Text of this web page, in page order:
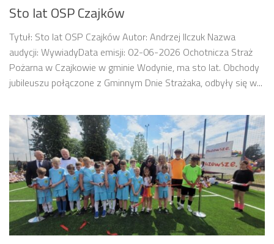
Sto lat OSP Czajków
Tytuł: Sto lat OSP Czajków Autor: Andrzej Ilczuk Nazwa
audycji: WywiadyData emisji: 02-06-2026 Ochotnicza Straż
Pożarna w Czajkowie w gminie Wodynie, ma sto lat. Obchody
jubileuszu połączone z Gminnym Dnie Strażaka, odbyły się w...